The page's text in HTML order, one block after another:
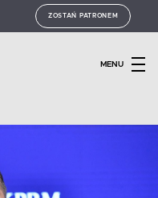
ZOSTAŃ PATRONEM
MENU